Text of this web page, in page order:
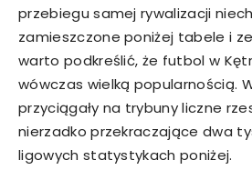
przebiegu samej rywalizacji
zamieszczone poniżej tabele i
warto podkreślić, że futbol w
wówczas wielką popularnością.
przyciągały na trybuny liczne
nierzadko przekraczające dwa
ligowych statystykach poniżej.